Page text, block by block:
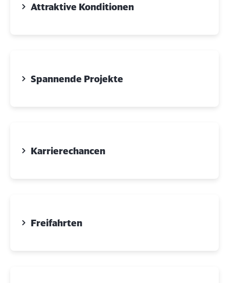
Attraktive Konditionen
Spannende Projekte
Karrierechancen
Freifahrten